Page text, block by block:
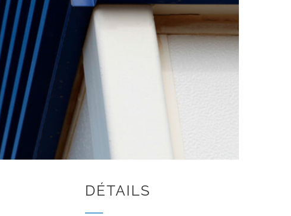
DÉTAILS